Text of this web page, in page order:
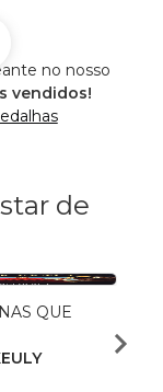
no nosso
vendidos!
de
QUE
Chris
R$